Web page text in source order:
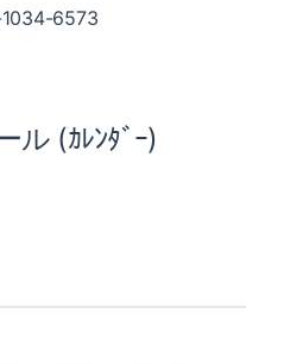
6573
ル (ｶﾚﾝﾀﾞｰ)